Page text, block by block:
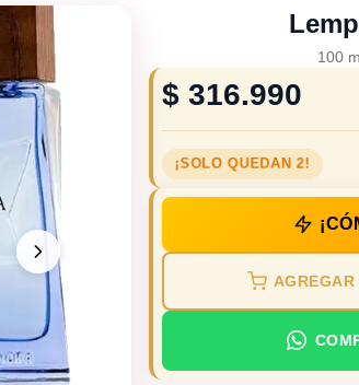
100
$ 316.990
¡SOLO QUEDAN 2!